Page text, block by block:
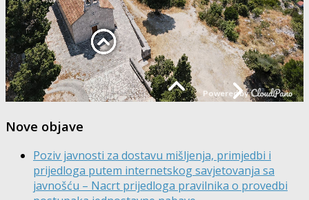
Nove objave
Poziv javnosti za dostavu mišljenja, primjedbi i
prijedloga putem internetskog savjetovanja sa
javnošću – Nacrt prijedloga pravilnika o provedbi